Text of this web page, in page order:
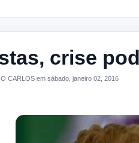
crise
CARLOS em sábado, janeiro 02, 2016